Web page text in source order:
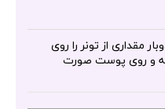
مقداری از تونر را روی
و روی پوست صورت